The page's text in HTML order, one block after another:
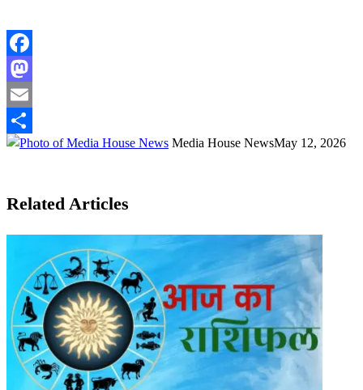
Facebook
Mastodon
Email
Share
Media House NewsMay 12, 2026
Related Articles